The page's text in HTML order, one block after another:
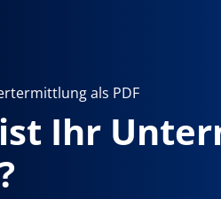
als PDF
Ihr